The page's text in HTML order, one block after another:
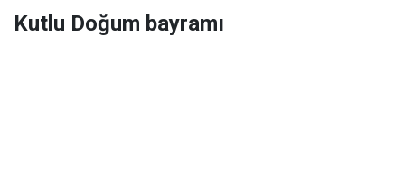
Kutlu Doğum bayramı